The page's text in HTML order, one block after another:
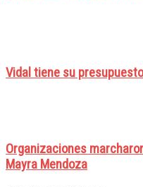
Vidal tiene su presupuesto
Organizaciones
Mayra Mendoza